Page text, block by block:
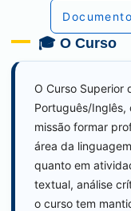
🎓 O Curso
O Curso Superior
Português/
missão formar
área da
quanto em
textual, análise
o curso tem